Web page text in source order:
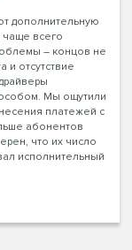
дополнительную
чаще всего
– концов не
и отсутствие
Мы ощутили
платежей с
абонентов
что их число
исполнительный